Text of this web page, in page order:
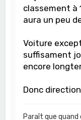
classement à
aura un peu
Voiture
suffisament
encore
Donc
Paraît que